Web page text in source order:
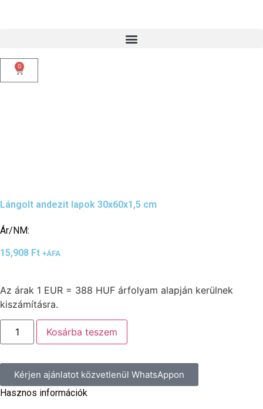
0
Lángolt andezit lapok 30x60x1,5 cm
Ár/NM:
15,908 Ft +ÁFA
Az árak 1 EUR = 388 HUF árfolyam alapján kerülnek
kiszámításra.
Kosárba teszem
Kérjen ajánlatot közvetlenül WhatsAppon
Hasznos információk